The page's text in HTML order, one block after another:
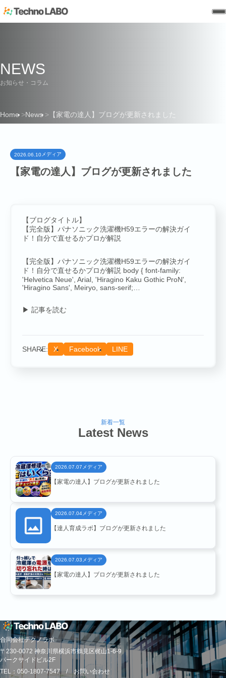
HOME
COMPANY
NEWS
RECRUIT
NEWS
お知らせ・コラム
Home News 【家電の達人】ブログが更新されました
2026.06.10 メディア
【家電の達人】ブログが更新されました
【ブログタイトル】
【完全版】パナソニック洗濯機H59エラーの解決ガイ
ド！自分で直せるかプロが解説
【完全版】パナソニック洗濯機H59エラーの解決ガイ
ド！自分で直せるかプロが解説 body { font-family:
'Helvetica Neue', Arial, 'Hiragino Kaku Gothic ProN',
'Hiragino Sans', Meiryo, sans-serif;…
▶ 記事を読む
SHARE: X Facebook LINE
新着一覧
Latest News
2026.07.07 メディア
【家電の達人】ブログが更新されました
2026.07.04 メディア
【達人育成ラボ】ブログが更新されました
2026.07.03 メディア
【家電の達人】ブログが更新されました
合同会社テクノラボ
〒230-0072 神奈川県横浜市鶴見区梶山1-6-9
パークサイドビル2F
TEL：050-1807-7547 /お問い合わせ